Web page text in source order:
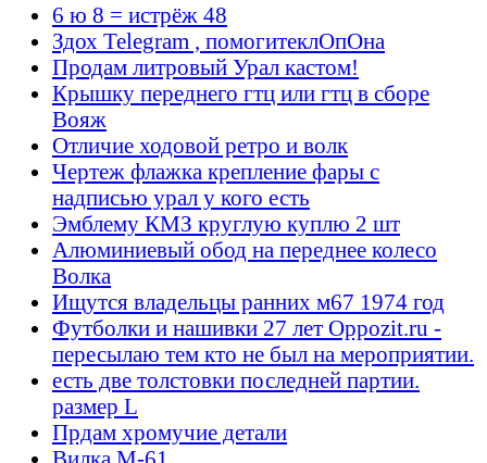
6 ю 8 = истрёж 48
Здох Telegram , помогитеклОпОна
Продам литровый Урал кастом!
Крышку переднего гтц или гтц в сборе
Вояж
Отличие ходовой ретро и волк
Чертеж флажка крепление фары с
надписью урал у кого есть
Эмблему КМЗ круглую куплю 2 шт
Алюминиевый обод на переднее колесо
Волка
Ищутся владельцы ранних м67 1974 год
Футболки и нашивки 27 лет Oppozit.ru -
пересылаю тем кто не был на мероприятии.
есть две толстовки последней партии.
размер L
Прдам хромучие детали
Вилка М-61